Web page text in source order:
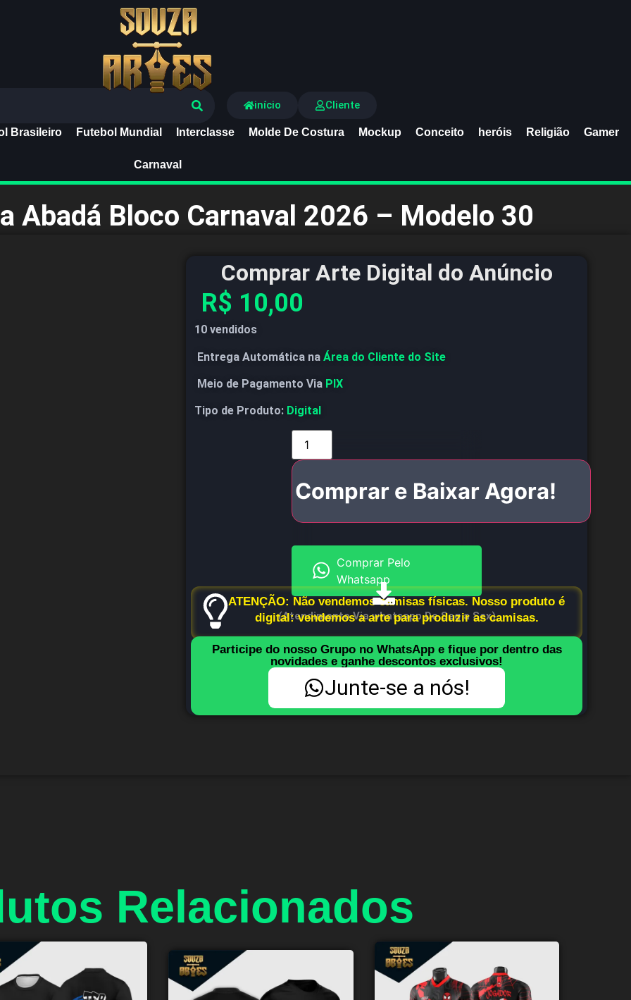
Brasileiro Futebol Mundial Interclasse Molde De Costura Mockup Conceito heróis Religião Gamer
Carnaval
início Cliente
Abadá Bloco Carnaval 2026 – Modelo 30
Comprar Arte Digital do Anúncio
R$ 10,00
10 vendidos
Entrega Automática na Área do Cliente do Site
Meio de Pagamento Via PIX
Tipo de Produto: Digital
Comprar e Baixar Agora!
Comprar Pelo
Whatsapp
(Atendimento Via whatsapp De Seg a Sex)
ATENÇÃO: Não vendemos camisas físicas. Nosso produto é
digital: vendemos a arte para produzir as camisas.
Participe do nosso Grupo no WhatsApp e fique por dentro das
novidades e ganhe descontos exclusivos!
Junte-se a nós!
Relacionados